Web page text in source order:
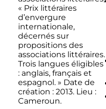
« Prix littéraires
d’envergure
internationale,
décernés sur
propositions des
associations littéraires.
Trois langues éligibles
: anglais, français et
espagnol. » Date de
création : 2013. Lieu :
Cameroun.